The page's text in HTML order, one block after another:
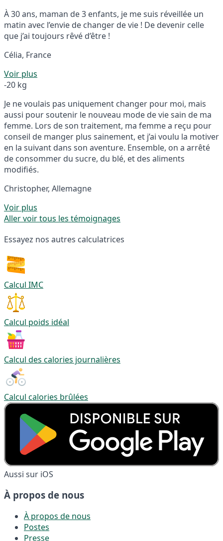
À 30 ans, maman de 3 enfants, je me suis réveillée un
matin avec l’envie de changer de vie ! De devenir celle
que j’ai toujours rêvé d’être !
Célia, France
Voir plus
-20 kg
Je ne voulais pas uniquement changer pour moi, mais
aussi pour soutenir le nouveau mode de vie sain de ma
femme. Lors de son traitement, ma femme a reçu pour
conseil de manger plus sainement, et j’ai voulu la motiver
en la suivant dans son aventure. Ensemble, on a arrêté
de consommer du sucre, du blé, et des aliments
modifiés.
Christopher, Allemagne
Voir plus
Aller voir tous les témoignages
Essayez nos autres calculatrices
Calcul IMC
Calcul poids idéal
Calcul des calories journalières
Calcul calories brûlées
Aussi sur iOS
À propos de nous
À propos de nous
Postes
Presse